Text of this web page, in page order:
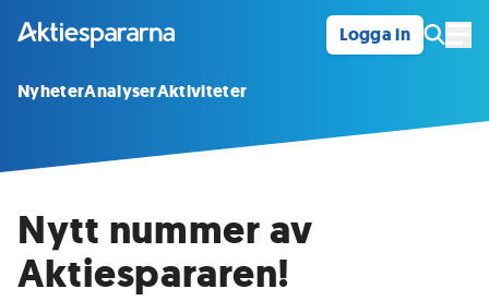
Logga in
NyheterAnalyserAktiviteter
Nytt nummer av
Aktiespararen!